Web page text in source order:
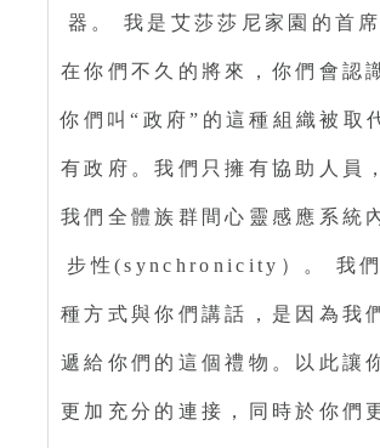
器。 我是艾莎莎尼家園的首席
在你們不久的將來，你們會認
你們叫“政府”的這種組織被取
有政府。我們只擁有協助人員
我們全體族群間心靈感應系統
步性(synchronicity）。 我們
種方式與你們講話，是因為我
遞給你們的這個禮物。以此讓
更加充分的連接，同時於你們